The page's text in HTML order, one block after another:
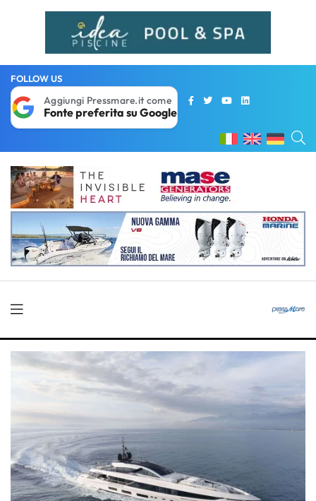
FOLLOW US
Aggiungi Pressmare.it come
Fonte preferita su Google